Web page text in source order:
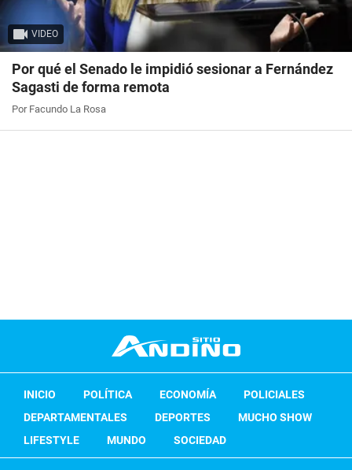
VIDEO
Por qué el Senado le impidió sesionar a Fernández
Sagasti de forma remota
Por Facundo La Rosa
INICIO POLÍTICA ECONOMÍA
POLICIALES
DEPARTAMENTALES
DEPORTES
MUCHO SHOW
LIFESTYLE
MUNDO SOCIEDAD